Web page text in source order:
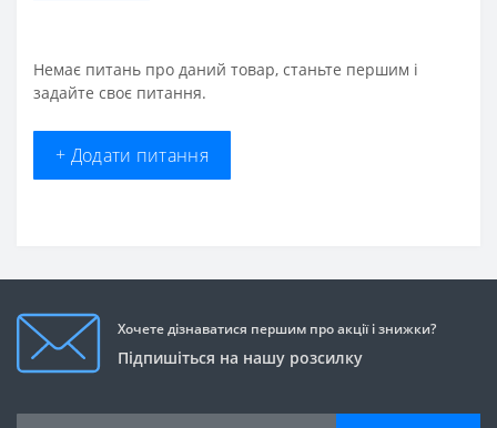
Немає питань про даний товар, станьте першим і
задайте своє питання.
+ Додати питання
Хочете дізнаватися першим про акції і знижки?
Підпишіться на нашу розсилку